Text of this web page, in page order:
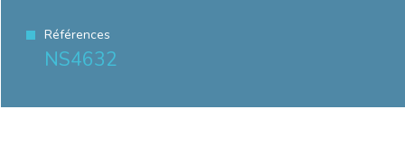
Références
NS4632